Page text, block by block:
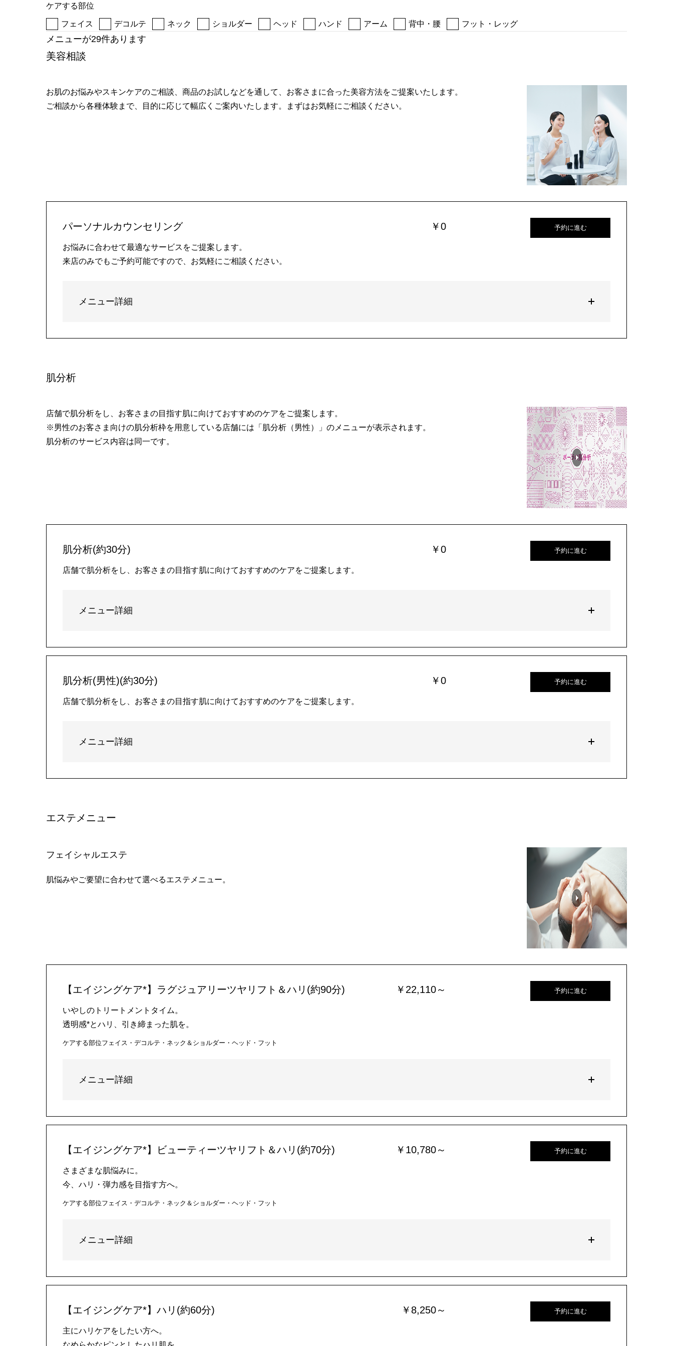
ケアする部位
フェイス デコルテ ネック ショルダー ヘッド ハンド アーム 背中・腰 フット・レッグ
メニューが29件あります
美容相談
お肌のお悩みやスキンケアのご相談、商品のお試しなどを通して、お客さまに合った美容方法をご提案いたします。
ご相談から各種体験まで、目的に応じて幅広くご案内いたします。まずはお気軽にご相談ください。
パーソナルカウンセリング ￥0
お悩みに合わせて最適なサービスをご提案します。
来店のみでもご予約可能ですので、お気軽にご相談ください。
予約に進む
メニュー詳細
肌分析
店舗で肌分析をし、お客さまの目指す肌に向けておすすめのケアをご提案します。
※男性のお客さま向けの肌分析枠を用意している店舗には「肌分析（男性）」のメニューが表示されます。
肌分析のサービス内容は同一です。
肌分析(約30分) ￥0
店舗で肌分析をし、お客さまの目指す肌に向けておすすめのケアをご提案します。
予約に進む
メニュー詳細
肌分析(男性)(約30分) ￥0
店舗で肌分析をし、お客さまの目指す肌に向けておすすめのケアをご提案します。
予約に進む
メニュー詳細
エステメニュー
フェイシャルエステ
肌悩みやご要望に合わせて選べるエステメニュー。
【エイジングケア*】ラグジュアリーツヤリフト＆ハリ(約90分) ￥22,110～
いやしのトリートメントタイム。
透明感*とハリ、引き締まった肌を。
ケアする部位フェイス・デコルテ・ネック＆ショルダー・ヘッド・フット
予約に進む
メニュー詳細
【エイジングケア*】ビューティーツヤリフト＆ハリ(約70分) ￥10,780～
さまざまな肌悩みに。
今、ハリ・弾力感を目指す方へ。
ケアする部位フェイス・デコルテ・ネック＆ショルダー・ヘッド・フット
予約に進む
メニュー詳細
【エイジングケア*】ハリ(約60分) ￥8,250～
主にハリケアをしたい方へ。
予約に進む